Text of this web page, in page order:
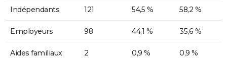
Indépendants 121 54,5 % 58,2 %
Employeurs 98 44,1 % 35,6 %
Aides familiaux 2 0,9 % 0,9 %